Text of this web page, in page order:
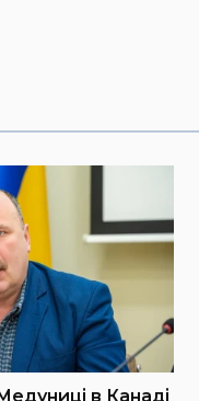
в Канаді